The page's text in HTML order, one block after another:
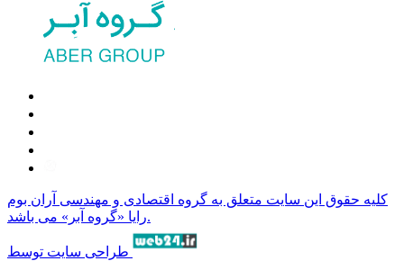
كليه حقوق این سايت متعلق به گروه اقتصادی و مهندسی آران بوم
رایا «گروه آبر» می باشد.